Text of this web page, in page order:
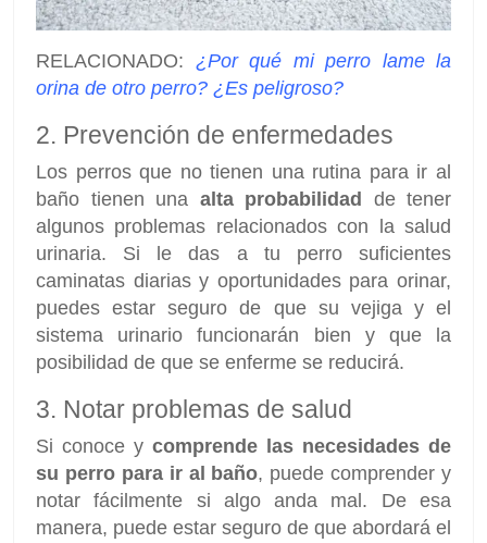
RELACIONADO: ¿Por qué mi perro lame la
orina de otro perro? ¿Es peligroso?
2. Prevención de enfermedades
Los perros que no tienen una rutina para ir al
baño tienen una alta probabilidad
de tener
algunos problemas relacionados con la salud
urinaria. Si le das a tu perro suficientes
caminatas diarias y oportunidades para orinar,
puedes estar seguro de que su vejiga y el
sistema urinario funcionarán bien y que la
posibilidad de que se enferme se reducirá.
3. Notar problemas de salud
Si conoce y comprende las necesidades de
su perro para ir al baño, puede comprender y
notar fácilmente si algo anda mal. De esa
manera, puede estar seguro de que abordará el